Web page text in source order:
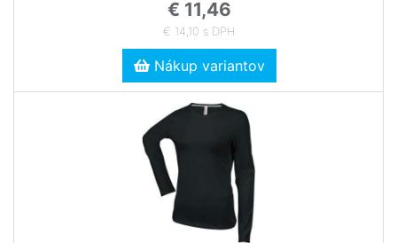
€ 11,46
€ 14,10 s DPH
Nákup variantov